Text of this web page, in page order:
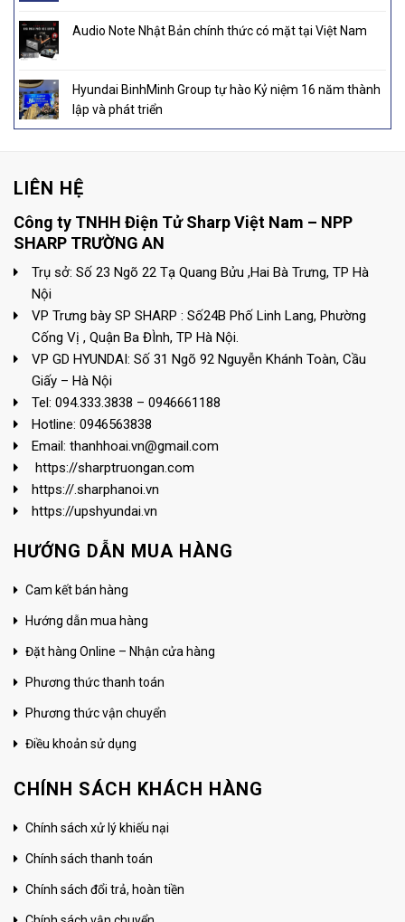
Audio Note Nhật Bản chính thức có mặt tại Việt Nam
Hyundai BinhMinh Group tự hào Kỷ niệm 16 năm thành
lập và phát triển
LIÊN HỆ
Công ty TNHH Điện Tử Sharp Việt Nam – NPP
SHARP TRƯỜNG AN
Trụ sở: Số 23 Ngõ 22 Tạ Quang Bửu ,Hai Bà Trưng, TP Hà
Nội
VP Trưng bày SP SHARP : Số24B Phố Linh Lang, Phường
Cống Vị , Quận Ba ĐÌnh, TP Hà Nội.
VP GD HYUNDAI: Số 31 Ngõ 92 Nguyễn Khánh Toàn, Cầu
Giấy – Hà Nội
Tel: 094.333.3838 – 0946661188
Hotline: 0946563838
Email: thanhhoai.vn@gmail.com
https://sharptruongan.com
https://.sharphanoi.vn
https://upshyundai.vn
HƯỚNG DẪN MUA HÀNG
Cam kết bán hàng
Hướng dẫn mua hàng
Đặt hàng Online – Nhận cửa hàng
Phương thức thanh toán
Phương thức vận chuyển
Điều khoản sử dụng
CHÍNH SÁCH KHÁCH HÀNG
Chính sách xử lý khiếu nại
Chính sách thanh toán
Chính sách đổi trả, hoàn tiền